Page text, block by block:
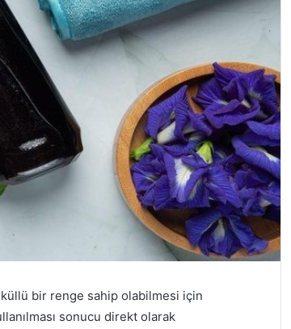
bir renge sahip olabilmesi için
sonucu direkt olarak